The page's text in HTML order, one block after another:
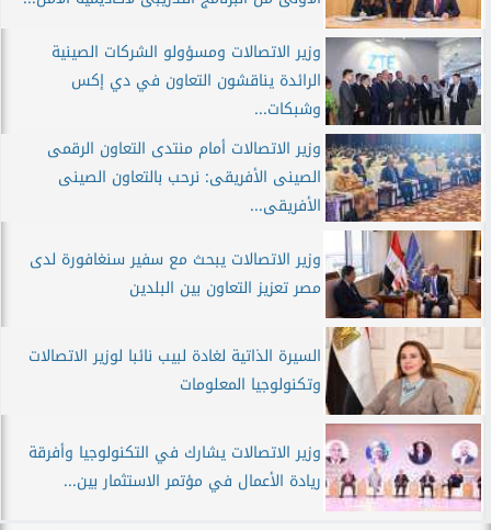
وزير الاتصالات ومسؤولو الشركات الصينية
الرائدة يناقشون التعاون في دي إكس
وشبكات...
وزير الاتصالات أمام منتدى التعاون الرقمى
الصينى الأفريقى: نرحب بالتعاون الصينى
الأفريقى...
وزير الاتصالات يبحث مع سفير سنغافورة لدى
مصر تعزيز التعاون بين البلدين
السيرة الذاتية لغادة لبيب نائبا لوزير الاتصالات
وتكنولوجيا المعلومات
وزير الاتصالات يشارك في التكنولوجيا وأفرقة
ريادة الأعمال في مؤتمر الاستثمار بين...